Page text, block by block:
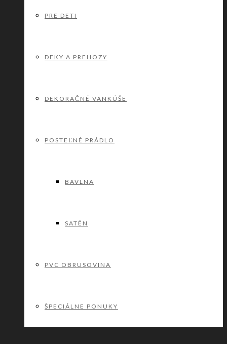
PRE DETI
DEKY A PREHOZY
DEKORAČNÉ VANKÚŠE
POSTEĽNÉ PRÁDLO
BAVLNA
SATÉN
PVC OBRUSOVINA
ŠPECIÁLNE PONUKY